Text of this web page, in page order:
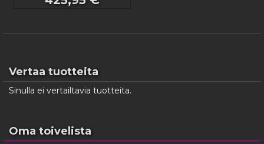
Vertaa tuotteita
Sinulla ei vertailtavia tuotteita.
Oma toivelista